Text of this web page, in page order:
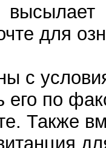
для
с
по
Также